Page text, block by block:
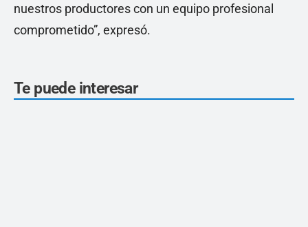
nuestros productores con un equipo profesional
comprometido”, expresó.
Te puede interesar